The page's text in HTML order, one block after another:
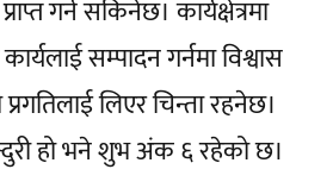
गर्न सकिनेछ। कार्यक्षेत्रमा
सम्पादन गर्नमा विश्वास
लिएर चिन्ता रहनेछ।
हो भने शुभ अंक ६ रहेको छ।